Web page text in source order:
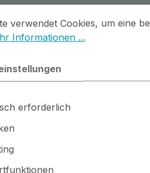
dargestellt. Ihre Farbe kommt
Cookies, um eine
verwendet Cookies, um eine
Informationen ...
erforderlich